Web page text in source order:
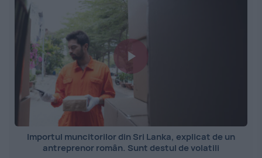
Importul muncitorilor din Sri Lanka, explicat de un
antreprenor român. Sunt destul de volatili